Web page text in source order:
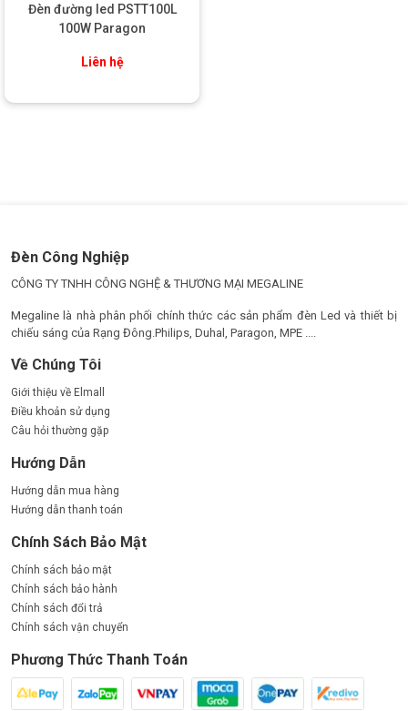
cần thiết để đảm bảo ánh sáng phủ đều khu vực cần
chiếu sáng.
» Quay lại :Đèn led công nghiệp
Đèn đường led PSTT100L
100W Paragon
Liên hệ
Đèn Công Nghiệp
CÔNG TY TNHH CÔNG NGHỆ & THƯƠNG MẠI MEGALINE
Megaline là nhà phân phối chính thức các sản phẩm đèn Led và thiết bị
chiếu sáng của Rạng Đông.Philips, Duhal, Paragon, MPE ....
Về Chúng Tôi
Giới thiệu về Elmall
Điều khoản sử dụng
Câu hỏi thường gặp
Hướng Dẫn
Hướng dẫn mua hàng
Hướng dẫn thanh toán
Chính Sách Bảo Mật
Chính sách bảo mật
Chính sách bảo hành
Chính sách đổi trả
Chính sách vận chuyển
Phương Thức Thanh Toán